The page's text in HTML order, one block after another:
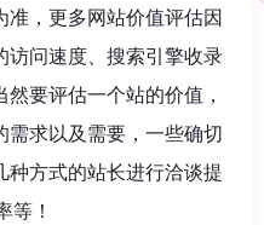
准，更多网站价值评估因
访问速度、搜索引擎收录
要评估一个站的价值，
需求以及需要，一些确切
种方式的站长进行洽谈提
等！